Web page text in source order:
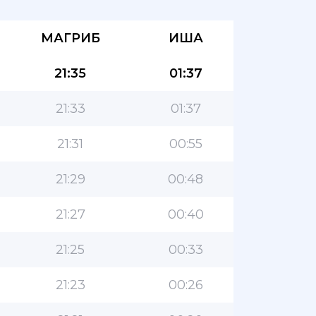
МАГРИБ ИША
21:35 01:37
21:33 01:37
21:31 00:55
21:29 00:48
21:27 00:40
21:25 00:33
21:23 00:26